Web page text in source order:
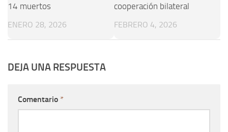
14 muertos
ENERO 28, 2026
cooperación bilateral
FEBRERO 4, 2026
DEJA UNA RESPUESTA
Comentario *